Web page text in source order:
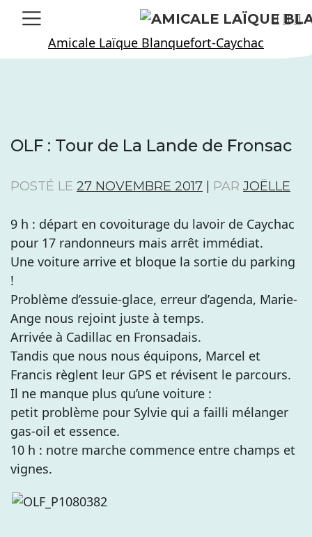
Skip
Amicale Laïque Blanquefort-Caychac
OLF : Tour de La Lande de Fronsac
POSTÉ LE 27 NOVEMBRE 2017 PAR JOËLLE
9 h : départ en covoiturage du lavoir de Caychac
pour 17 randonneurs mais arrêt immédiat.
Une voiture arrive et bloque la sortie du parking
!
Problème d’essuie-glace, erreur d’agenda, Marie-
Ange nous rejoint juste à temps.
Arrivée à Cadillac en Fronsadais.
Tandis que nous nous équipons, Marcel et
Francis règlent leur GPS et révisent le parcours.
Il ne manque plus qu’une voiture :
petit problème pour Sylvie qui a failli mélanger
gas-oil et essence.
10 h : notre marche commence entre champs et
vignes.